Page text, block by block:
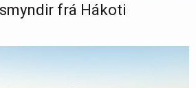
frá Hákoti